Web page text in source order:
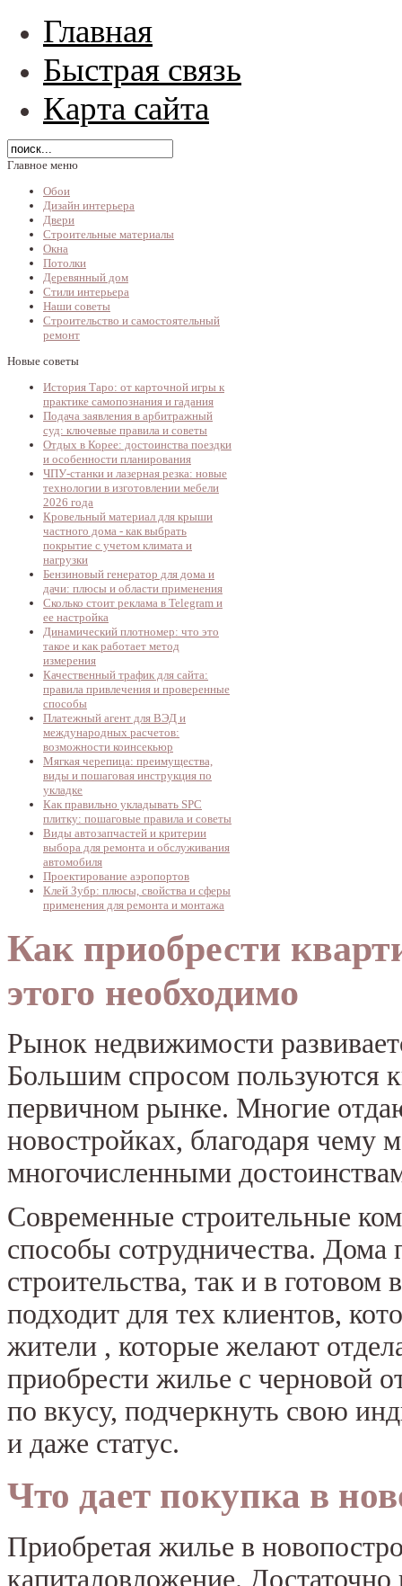
Главная
Быстрая связь
Карта сайта
Главное меню
Обои
Дизайн интерьера
Двери
Строительные материалы
Окна
Потолки
Деревянный дом
Стили интерьера
Наши советы
Строительство и самостоятельный
ремонт
Новые советы
История Таро: от карточной игры к
практике самопознания и гадания
Подача заявления в арбитражный
суд: ключевые правила и советы
Отдых в Корее: достоинства поездки
и особенности планирования
ЧПУ-станки и лазерная резка: новые
технологии в изготовлении мебели
2026 года
Кровельный материал для крыши
частного дома - как выбрать
покрытие с учетом климата и
нагрузки
Бензиновый генератор для дома и
дачи: плюсы и области применения
Сколько стоит реклама в Telegram и
ее настройка
Динамический плотномер: что это
такое и как работает метод
измерения
Качественный трафик для сайта:
правила привлечения и проверенные
способы
Платежный агент для ВЭД и
международных расчетов:
возможности коинсекьюр
Мягкая черепица: преимущества,
виды и пошаговая инструкция по
укладке
Как правильно укладывать SPC
плитку: пошаговые правила и советы
Виды автозапчастей и критерии
выбора для ремонта и обслуживания
автомобиля
Проектирование аэропортов
Клей Зубр: плюсы, свойства и сферы
применения для ремонта и монтажа
Как приобрести
этого необходимо
Рынок недвижимости
Большим спросом пользуются
первичном рынке. Многие
новостройках, благодаря чему
многочисленными
Современные строительные
способы сотрудничества. Дома
строительства, так и в
подходит для тех клиентов,
жители , которые желают
приобрести жилье с черновой
по вкусу, подчеркнуть свою
и даже статус.
Что дает покупка в
Приобретая жилье в
капиталовложение.